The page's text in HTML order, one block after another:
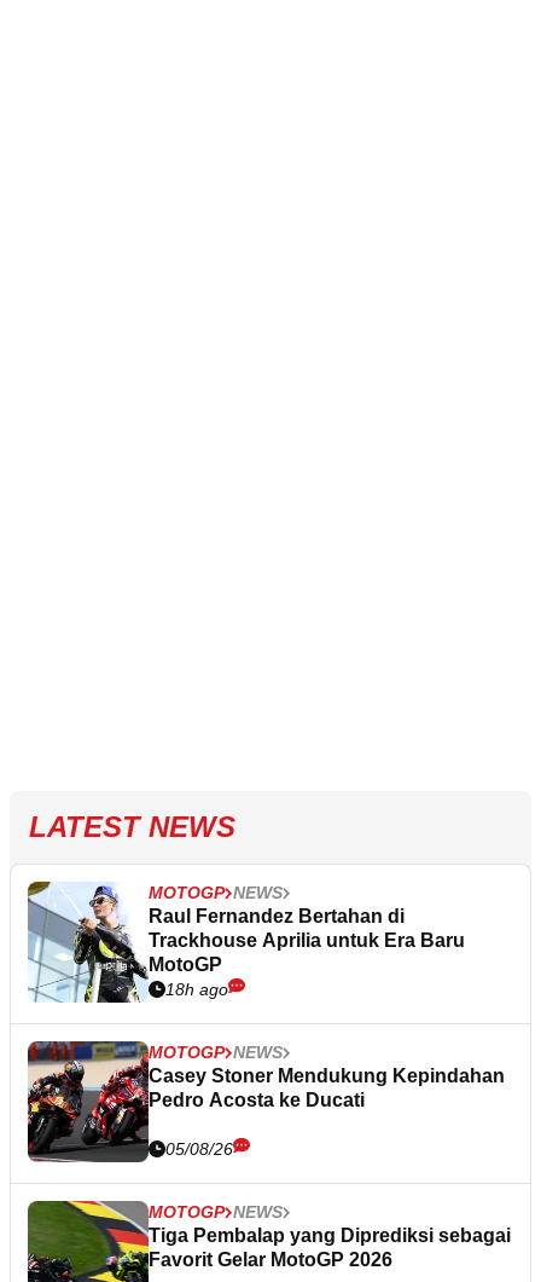
LATEST NEWS
MOTOGP NEWS
Raul Fernandez Bertahan di
Trackhouse Aprilia untuk Era Baru
MotoGP
18h ago
MOTOGP NEWS
Casey Stoner Mendukung Kepindahan
Pedro Acosta ke Ducati
05/08/26
MOTOGP NEWS
Tiga Pembalap yang Diprediksi sebagai
Favorit Gelar MotoGP 2026